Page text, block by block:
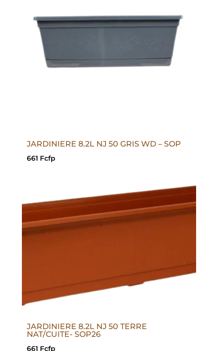
JARDINIERE 8.2L NJ 50 GRIS WD – SOP
661 Fcfp
JARDINIERE 8.2L NJ 50 TERRE
NAT/CUITE- SOP26
661 Fcfp